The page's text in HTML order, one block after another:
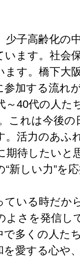
少子高齢化の
います。社会
す。橋下大
参加する流れ
～40代の人た
これは今後
。活力のあふ
期待したいと
新しい力”を
ている時だか
よさを発信し
で多くの人た
を愛する心や